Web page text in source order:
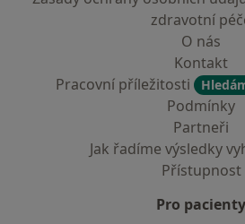
zdravotní
O nás
Kontakt
Pracovní příležitosti
Podmínky
Partneři
Jak řadíme výsledky
Přístupnost
Pro pacienty